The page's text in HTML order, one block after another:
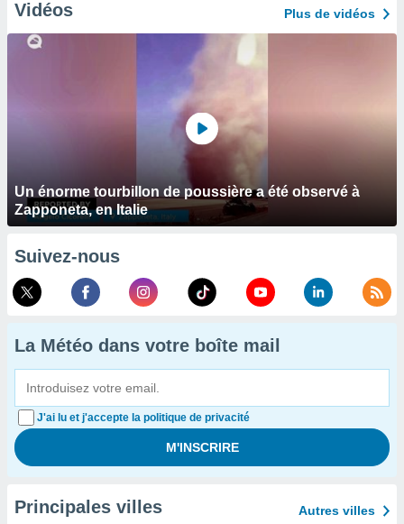
Vidéos Plus de vidéos
Un énorme tourbillon de poussière a été observé à
Zapponeta, en Italie
Suivez-nous
La Météo dans votre boîte mail
J'ai lu et j'accepte la politique de privacité
Principales villes Autres villes